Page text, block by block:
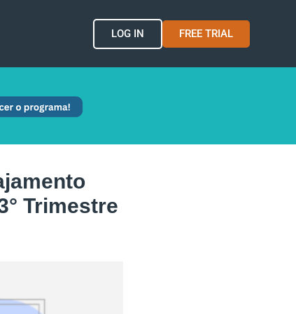
LOG IN FREE TRIAL
Trimestre